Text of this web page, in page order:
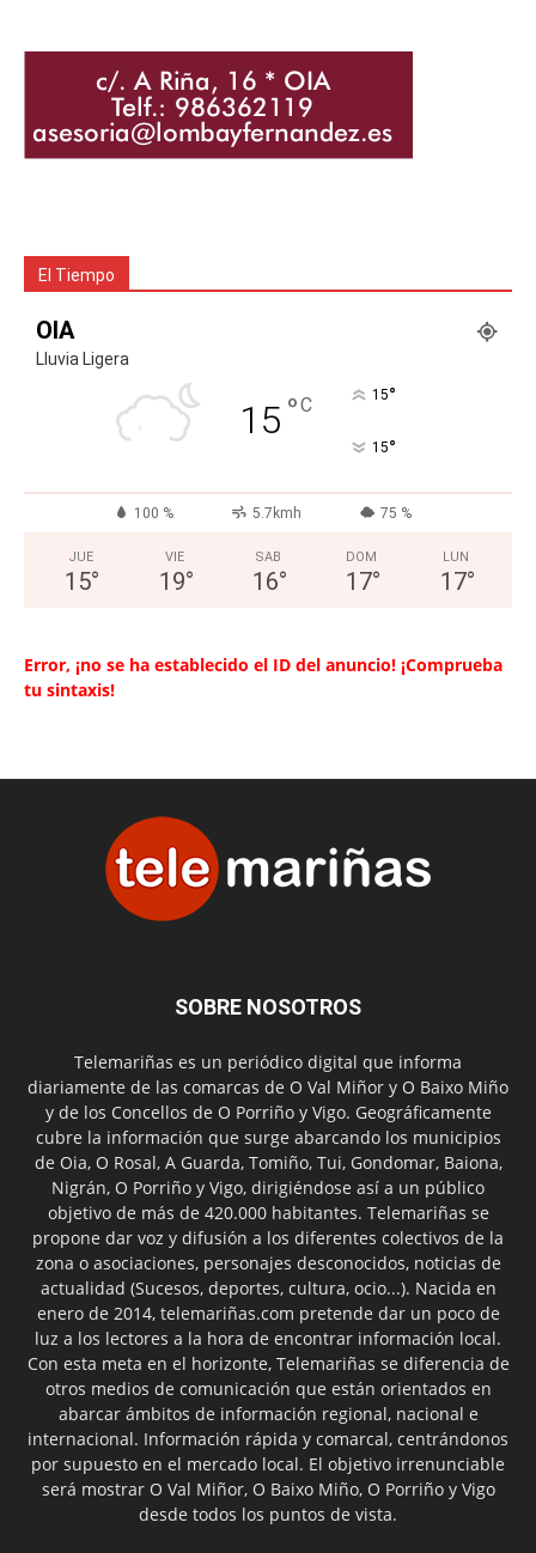
El Tiempo
OIA
Lluvia Ligera
15 °C 15°
15°
100 % 5.7kmh 75 %
JUE
15°
VIE
19°
SAB
16°
DOM
17°
LUN
17°
Error, ¡no se ha establecido el ID del anuncio! ¡Comprueba
tu sintaxis!
SOBRE NOSOTROS
Telemariñas es un periódico digital que informa
diariamente de las comarcas de O Val Miñor y O Baixo Miño
y de los Concellos de O Porriño y Vigo. Geográficamente
cubre la información que surge abarcando los municipios
de Oia, O Rosal, A Guarda, Tomiño, Tui, Gondomar, Baiona,
Nigrán, O Porriño y Vigo, dirigiéndose así a un público
objetivo de más de 420.000 habitantes. Telemariñas se
propone dar voz y difusión a los diferentes colectivos de la
zona o asociaciones, personajes desconocidos, noticias de
actualidad (Sucesos, deportes, cultura, ocio...). Nacida en
enero de 2014, telemariñas.com pretende dar un poco de
luz a los lectores a la hora de encontrar información local.
Con esta meta en el horizonte, Telemariñas se diferencia de
otros medios de comunicación que están orientados en
abarcar ámbitos de información regional, nacional e
internacional. Información rápida y comarcal, centrándonos
por supuesto en el mercado local. El objetivo irrenunciable
será mostrar O Val Miñor, O Baixo Miño, O Porriño y Vigo
desde todos los puntos de vista.